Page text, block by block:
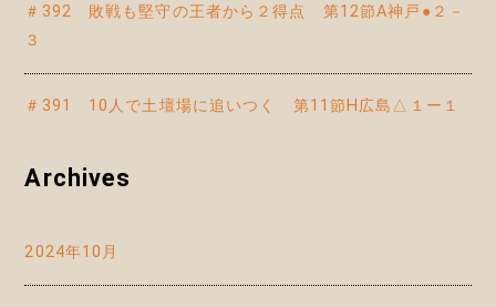
＃392 敗戦も堅守の王者から２得点 第12節A神戸●２－
３
＃391 10人で土壇場に追いつく 第11節H広島△１ー１
Archives
2024年10月